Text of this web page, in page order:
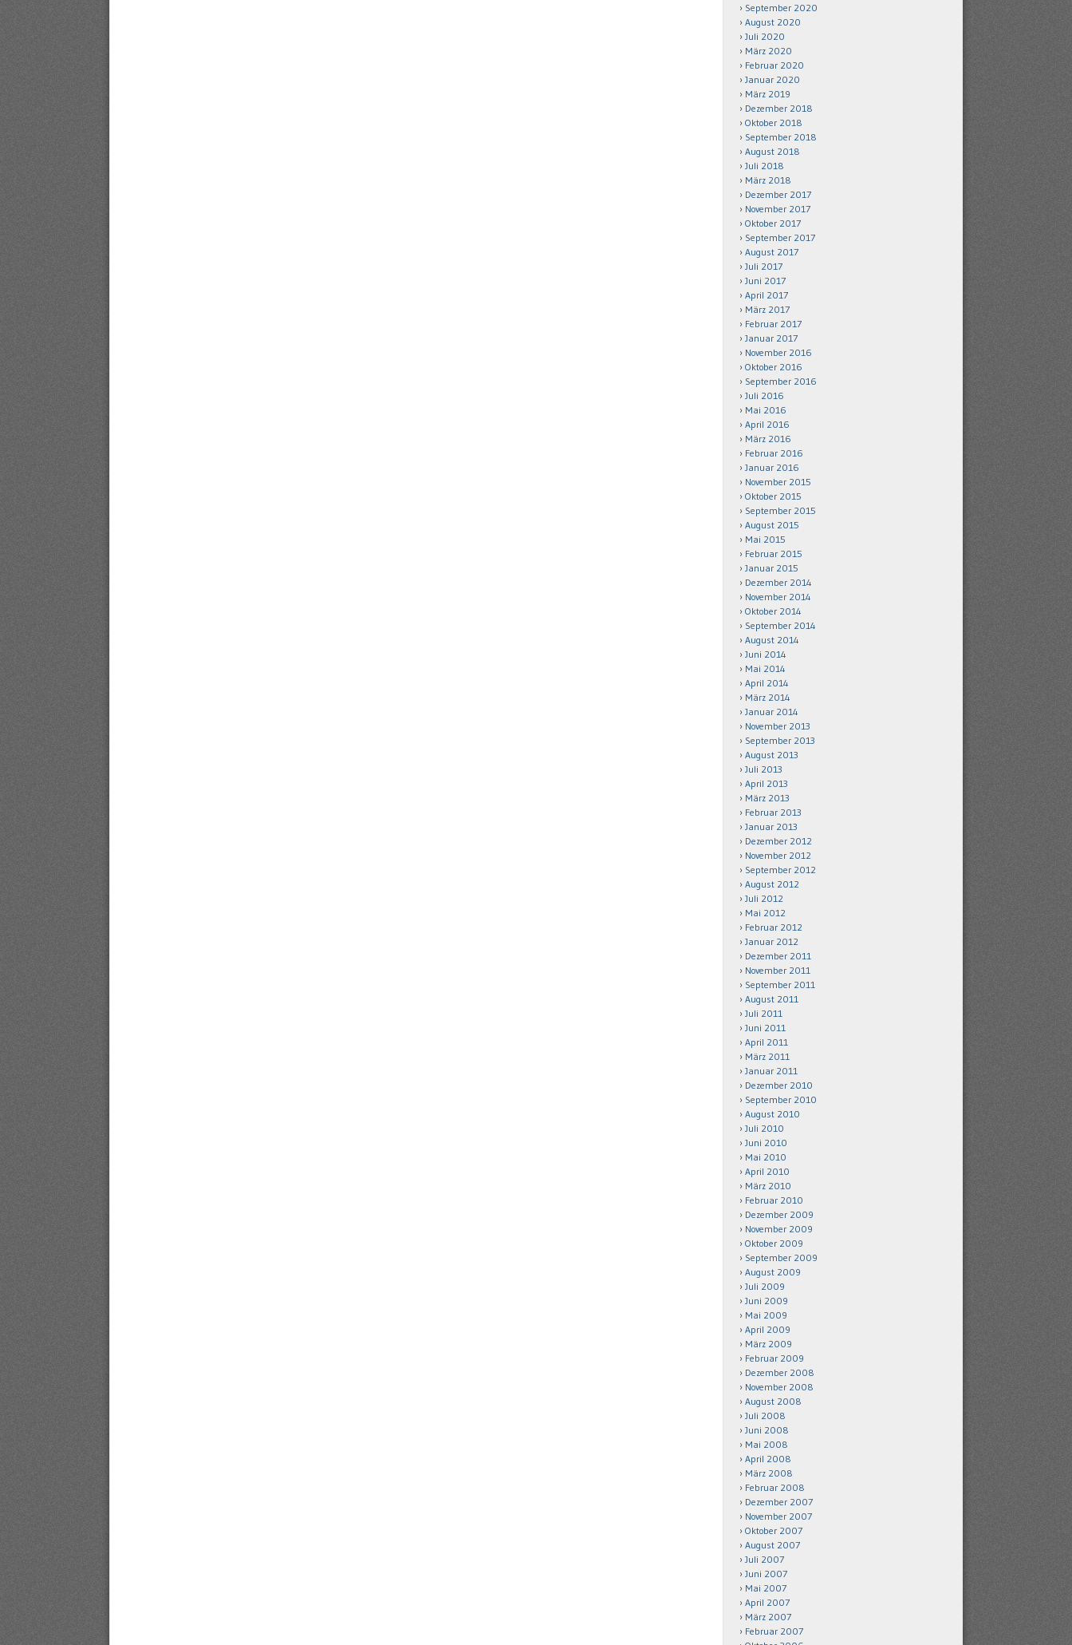
September 2020
August 2020
Juli 2020
März 2020
Februar 2020
Januar 2020
März 2019
Dezember 2018
Oktober 2018
September 2018
August 2018
Juli 2018
März 2018
Dezember 2017
November 2017
Oktober 2017
September 2017
August 2017
Juli 2017
Juni 2017
April 2017
März 2017
Februar 2017
Januar 2017
November 2016
Oktober 2016
September 2016
Juli 2016
Mai 2016
April 2016
März 2016
Februar 2016
Januar 2016
November 2015
Oktober 2015
September 2015
August 2015
Mai 2015
Februar 2015
Januar 2015
Dezember 2014
November 2014
Oktober 2014
September 2014
August 2014
Juni 2014
Mai 2014
April 2014
März 2014
Januar 2014
November 2013
September 2013
August 2013
Juli 2013
April 2013
März 2013
Februar 2013
Januar 2013
Dezember 2012
November 2012
September 2012
August 2012
Juli 2012
Mai 2012
Februar 2012
Januar 2012
Dezember 2011
November 2011
September 2011
August 2011
Juli 2011
Juni 2011
April 2011
März 2011
Januar 2011
Dezember 2010
September 2010
August 2010
Juli 2010
Juni 2010
Mai 2010
April 2010
März 2010
Februar 2010
Dezember 2009
November 2009
Oktober 2009
September 2009
August 2009
Juli 2009
Juni 2009
Mai 2009
April 2009
März 2009
Februar 2009
Dezember 2008
November 2008
August 2008
Juli 2008
Juni 2008
Mai 2008
April 2008
März 2008
Februar 2008
Dezember 2007
November 2007
Oktober 2007
August 2007
Juli 2007
Juni 2007
Mai 2007
April 2007
März 2007
Februar 2007